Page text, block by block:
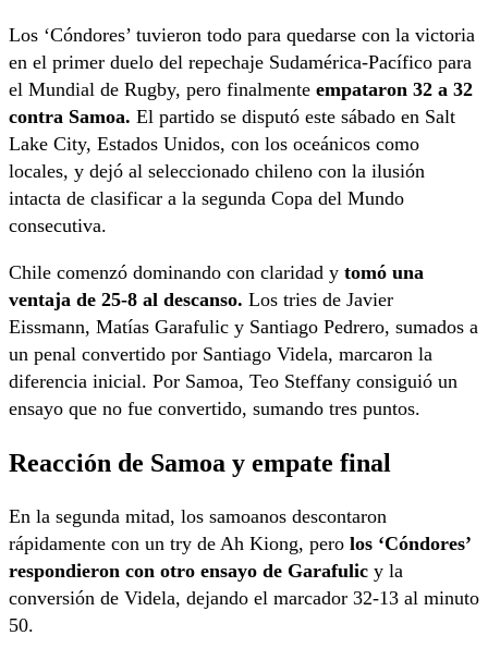
Los ‘Cóndores’ tuvieron todo para quedarse con la victoria
en el primer duelo del repechaje Sudamérica-Pacífico para
el Mundial de Rugby, pero finalmente empataron 32 a 32
contra Samoa. El partido se disputó este sábado en Salt
Lake City, Estados Unidos, con los oceánicos como
locales, y dejó al seleccionado chileno con la ilusión
intacta de clasificar a la segunda Copa del Mundo
consecutiva.
Chile comenzó dominando con claridad y tomó una
ventaja de 25-8 al descanso. Los tries de Javier
Eissmann, Matías Garafulic y Santiago Pedrero, sumados a
un penal convertido por Santiago Videla, marcaron la
diferencia inicial. Por Samoa, Teo Steffany consiguió un
ensayo que no fue convertido, sumando tres puntos.
Reacción de Samoa y empate final
En la segunda mitad, los samoanos descontaron
rápidamente con un try de Ah Kiong, pero los ‘Cóndores’
respondieron con otro ensayo de Garafulic y la
conversión de Videla, dejando el marcador 32-13 al minuto
50.